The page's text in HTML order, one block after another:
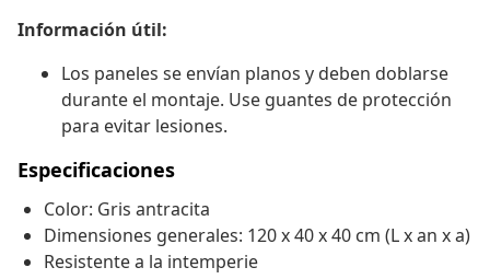
Información útil:
Los paneles se envían planos y deben doblarse
durante el montaje. Use guantes de protección
para evitar lesiones.
Especificaciones
Color: Gris antracita
Dimensiones generales: 120 x 40 x 40 cm (L x an x a)
Resistente a la intemperie